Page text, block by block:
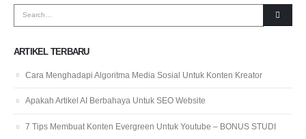
ARTIKEL TERBARU
Cara Menghadapi Algoritma Media Sosial Untuk Konten Kreator
Apakah Artikel AI Berbahaya Untuk SEO Website
7 Tips Membuat Konten Evergreen Untuk Youtube – BONUS STUDI